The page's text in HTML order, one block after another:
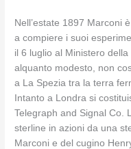
Nell’estate 1897 Marconi
a compiere i suoi
il 6 luglio al Ministero
alquanto modesto, non
a La Spezia tra la terra
Intanto a Londra si
Telegraph and Signal Co.
sterline in azioni da una
Marconi e del cugino